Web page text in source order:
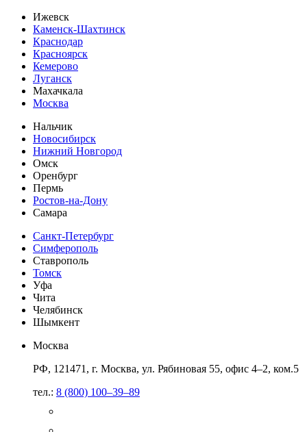
Ижевск
Каменск-Шахтинск
Краснодар
Красноярск
Кемерово
Луганск
Махачкала
Москва
Нальчик
Новосибирск
Нижний Новгород
Омск
Оренбург
Пермь
Ростов-на-Дону
Самара
Санкт-Петербург
Симферополь
Ставрополь
Томск
Уфа
Чита
Челябинск
Шымкент
Москва
РФ, 121471, г. Москва, ул. Рябиновая 55, офис 4–2, ком.5
тел.: 8 (800) 100–39–89